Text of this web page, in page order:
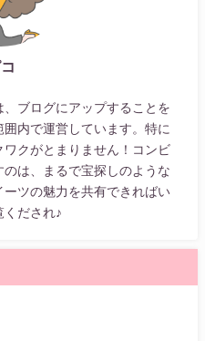
ブログにアップすることを
内で運営しています。特に
クがとまりません！コンビ
は、まるで宝探しのような
ツの魅力を共有できればい
くだされ♪